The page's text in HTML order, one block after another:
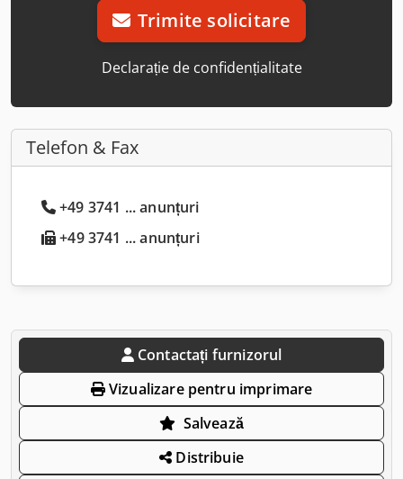
Trimite solicitare
Declarație de confidențialitate
Telefon & Fax
+49 3741 ... anunțuri
+49 3741 ... anunțuri
Contactați furnizorul
Vizualizare pentru imprimare
Salvează
Distribuie